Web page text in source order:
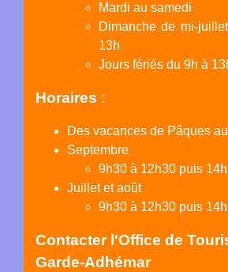
Mardi au samedi
Dimanche de mi-
13h
Jours fériés du 9h à
Horaires :
Des vacances de Pâques
Septembre
9h30 à 12h30 puis
Juillet et août
9h30 à 12h30 puis
Contacter l'Office de
Garde-Adhémar